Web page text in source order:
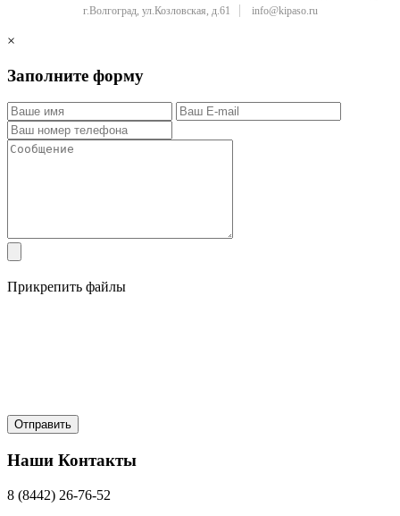
г.Волгоград, ул.Козловская, д.61
info@kipaso.ru
×
Заполните форму
Прикрепить файлы
Наши Контакты
8 (8442) 26-76-52